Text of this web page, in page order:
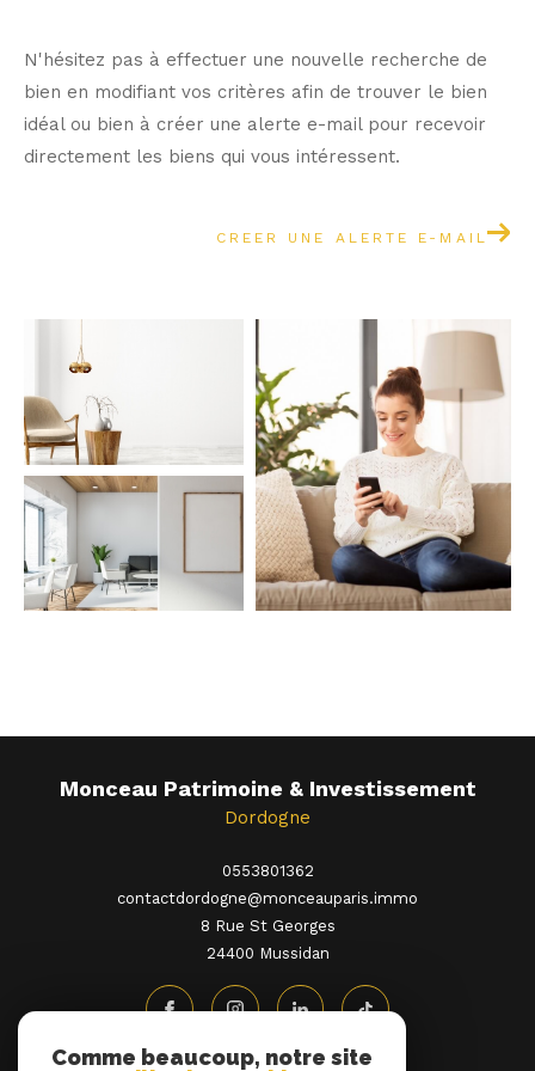
N'hésitez pas à effectuer une nouvelle recherche de
bien en modifiant vos critères afin de trouver le bien
idéal ou bien à créer une alerte e-mail pour recevoir
directement les biens qui vous intéressent.
CREER UNE ALERTE E-MAIL
Monceau Patrimoine & Investissement
Dordogne
0553801362
contactdordogne@monceauparis.immo
8 Rue St Georges
24400
mussidan
Comme beaucoup, notre site